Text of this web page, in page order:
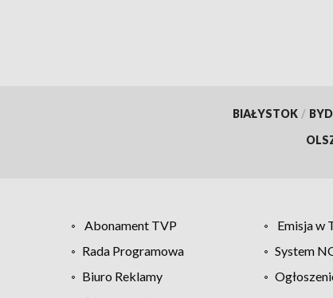
BIAŁYSTOK /
Abonament TVP Emisja w
Rada Programowa
System
Biuro Reklamy